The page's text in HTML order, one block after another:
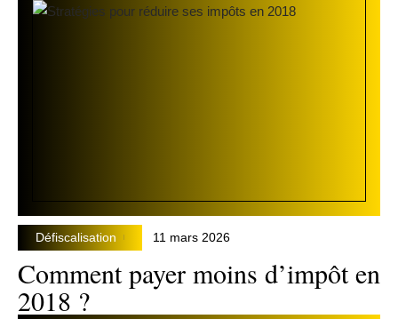
Défiscalisation 11 mars 2026
Comment payer moins d’impôt en
2018 ?